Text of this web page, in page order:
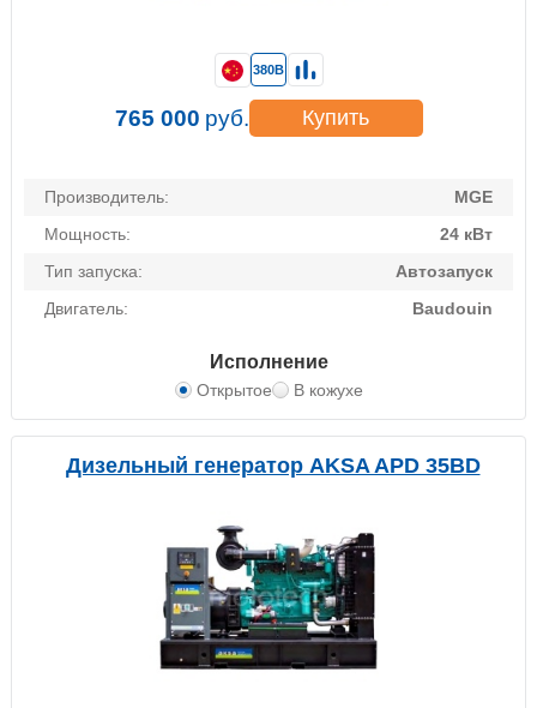
Производитель:
MGE
Мощность:
24 кВт
Тип запуска:
Автозапуск
Двигатель:
Baudouin
Исполнение
Открытое В кожухе
380В
765 000 руб. Купить
Дизельный генератор AKSA APD 35BD